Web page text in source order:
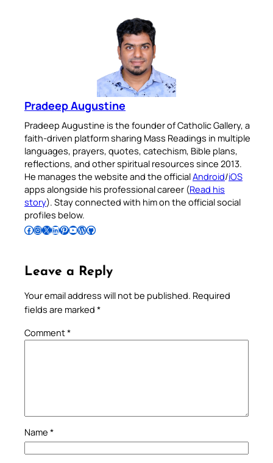
Pradeep Augustine
Pradeep Augustine is the founder of Catholic Gallery, a
faith-driven platform sharing Mass Readings in multiple
languages, prayers, quotes, catechism, Bible plans,
reflections, and other spiritual resources since 2013.
He manages the website and the officialAndroid/iOS
apps alongside his professional career (Read his
story). Stay connected with him on the official social
profiles below.
Follow Pradeep on Facebook Follow Pradeep on InstagramFollow Pradeep on X Follow Pradeep on LinkedIn Follow Pradeep on Pinterest Subscribe to Pradeep’s Youtube Channel Follow Pradeep on WordPress Follow Pradeep on GitHub
Leave a Reply
Your email address will not be published. Required
fields are marked *
Comment*
Name *